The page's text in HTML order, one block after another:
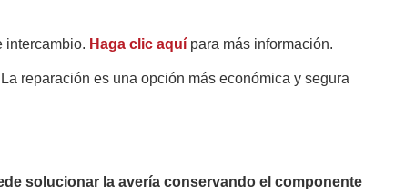
intercambio. Haga clic aquí para más información.
reparación es una opción más económica y segura
solucionar la avería conservando el componente